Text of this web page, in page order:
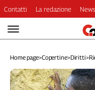
Video
Dirette
Longform
Copertine
Contatti La redazione
Home page>Copertine>Diritti>